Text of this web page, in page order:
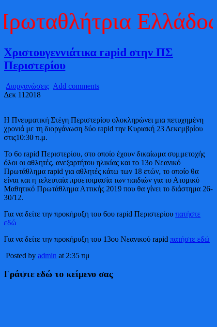
Χριστουγεννιάτικα rapid στην ΠΣ
Περιστερίου
Διοργανώσεις Add comments
Δεκ 11 2018
Η Πνευματική Στέγη Περιστερίου ολοκληρώνει μια πετυχημένη
χρονιά με τη διοργάνωση δύο rapid την Κυριακή 23 Δεκεμβρίου
στις10:30 π.μ.
Το 6ο rapid Περιστερίου, στο οποίο έχουν δικαίωμα συμμετοχής
όλοι οι αθλητές, ανεξαρτήτου ηλικίας και το 13ο Νεανικό
Πρωτάθλημα rapid για αθλητές κάτω των 18 ετών, το οποίο θα
είναι και η τελευταία προετοιμασία των παιδιών για το Ατομικό
Μαθητικό Πρωτάθλημα Αττικής 2019 που θα γίνει το διάστημα 26-
30/12.
Για να δείτε την προκήρυξη του 6ου rapid Περιστερίου πατήστε
εδώ
Για να δείτε την προκήρυξη του 13ου Νεανικού rapid πατήστε εδώ
Posted by admin at 2:35 πμ
Γράψτε εδώ το κείμενο σας